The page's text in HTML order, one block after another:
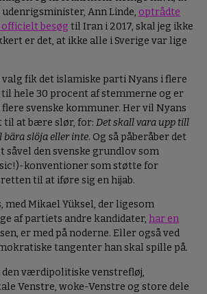
Ann Linde, optrådte
besøg til Iran i 2017, skal jeg ikke
er det, at ikke alle i Sverige var lige
fik det islamiske parti Nyans i flere
til hele 30 procent af stemmerne og er
svenske kommuner. Her vil Nyans
til at bære slør, for: Det skall vara upp till
bära slöja eller inte. Og så påberåber det
såvel den svenske grundlov som
konventioner som støtte for
til at iføre sig en hijab.
med Mikael Yüksel, der ligesom
af partiets andre kandidater, har en
er med på noderne. Eller også ved
tangenter han skal spille på.
den værdipolitiske venstrefløj,
Venstre, woke-Venstre og store dele